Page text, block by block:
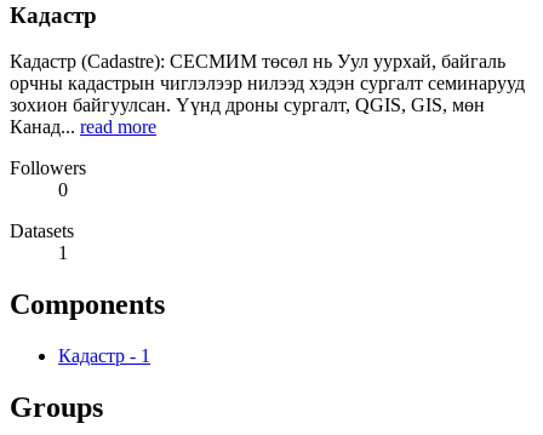
Кадастр
Кадастр (Cadastre): СЕСМИМ төсөл нь Уул уурхай, байгаль
орчны кадастрын чиглэлээр нилээд хэдэн сургалт семинарууд
зохион байгуулсан. Үүнд дроны сургалт, QGIS, GIS, мөн
Канад... read more
Followers
0
Datasets
1
Components
Кадастр - 1
Groups